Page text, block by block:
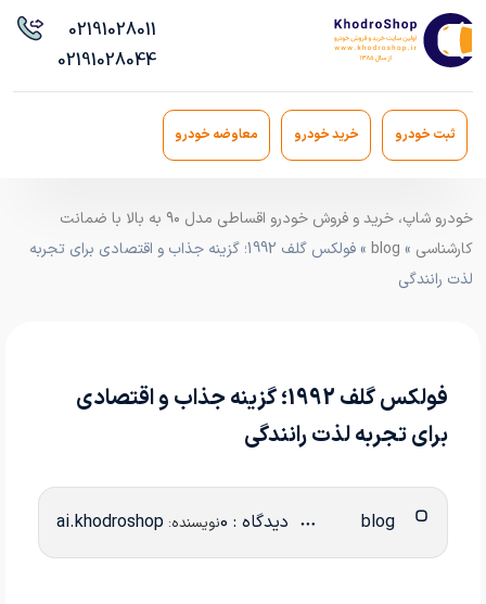
02191028011
02191028044
ثبت خودرو خرید خودرو معاوضه خودرو
خودرو شاپ، خرید و فروش خودرو اقساطی مدل ۹۰ به بالا با ضمانت
کارشناسی »
blog
» فولکس گلف 1992؛ گزینه جذاب و اقتصادی برای تجربه
لذت رانندگی
فولکس گلف 1992؛ گزینه جذاب و اقتصادی
برای تجربه لذت رانندگی
دیدگاه : 0 نویسنده:ai.khodroshop